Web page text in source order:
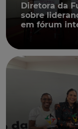
Diretora da
sobre
em fórum